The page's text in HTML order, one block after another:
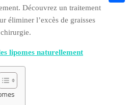
Découvrez un traitement
éliminer l’excès de graisses
lipomes naturellement